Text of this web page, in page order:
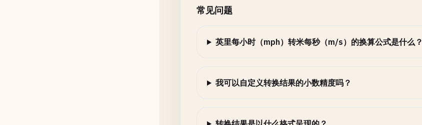
常见问题
英里每小时（mph）转米每秒（m/s）的换算公式是什么？
我可以自定义转换结果的小数精度吗？